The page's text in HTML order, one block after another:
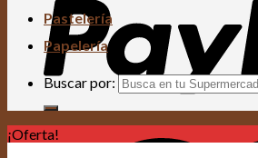
Pastelería
Papelería
Buscar por:
¡Oferta!